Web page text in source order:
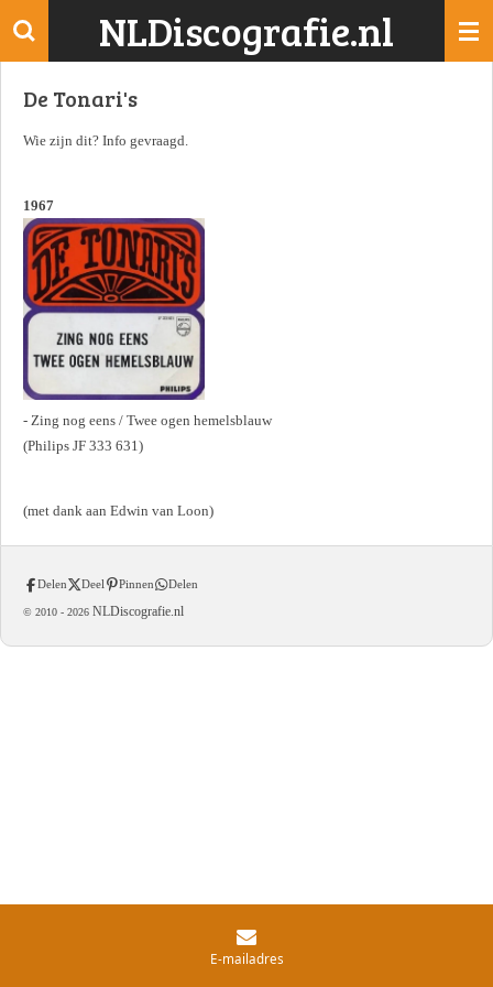
Ga
de
NLDiscografie.nl
De Tonari's
Wie zijn dit? Info gevraagd.
1967
- Zing nog eens / Twee ogen hemelsblauw
(Philips JF 333 631)
(met dank aan Edwin van Loon)
Delen Deel Pinnen Delen
© 2010 - 2026 NLDiscografie.nl
E-mailadres